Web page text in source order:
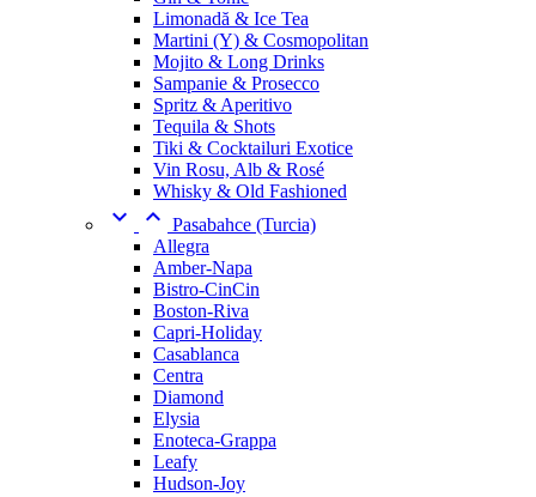
Limonadă & Ice Tea
Martini (Y) & Cosmopolitan
Mojito & Long Drinks
Sampanie & Prosecco
Spritz & Aperitivo
Tequila & Shots
Tiki & Cocktailuri Exotice
Vin Rosu, Alb & Rosé
Whisky & Old Fashioned
  Pasabahce (Turcia)
Allegra
Amber-Napa
Bistro-CinCin
Boston-Riva
Capri-Holiday
Casablanca
Centra
Diamond
Elysia
Enoteca-Grappa
Leafy
Hudson-Joy